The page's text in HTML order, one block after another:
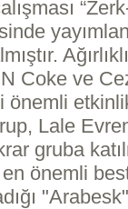
Coke ve
önemli
Lale
gruba
önemli